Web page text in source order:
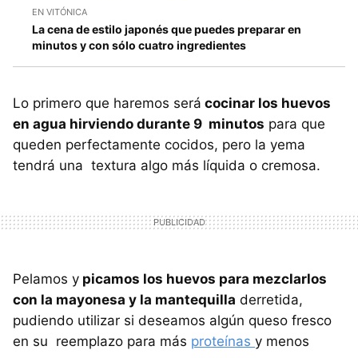
EN VITÓNICA
La cena de estilo japonés que puedes preparar en
minutos y con sólo cuatro ingredientes
Lo primero que haremos será cocinar los huevos
en agua hirviendo durante 9 minutos para que
queden perfectamente cocidos, pero la yema
tendrá una textura algo más líquida o cremosa.
Pelamos y picamos los huevos para mezclarlos
con la mayonesa y la mantequilla derretida,
pudiendo utilizar si deseamos algún queso fresco
en su reemplazo para más proteínas y menos